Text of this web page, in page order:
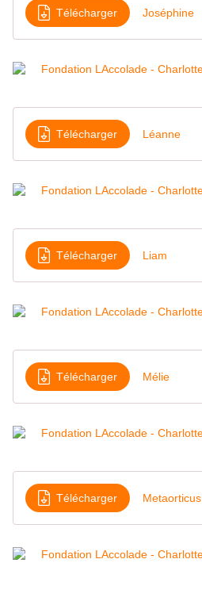
Télécharger Joséphine
Télécharger Léanne
Télécharger Liam
Télécharger Mélie
Télécharger Metaorticus